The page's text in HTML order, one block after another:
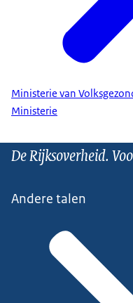
Ministerie van
Ministerie
De Rijksoverheid.
Andere talen